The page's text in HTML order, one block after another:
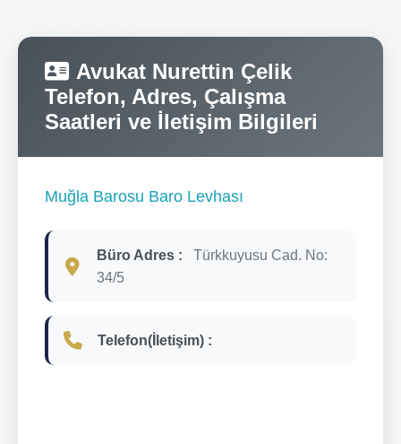
Avukat Nurettin Çelik
Telefon, Adres, Çalışma
Saatleri ve İletişim Bilgileri
Muğla Barosu Baro Levhası
Büro Adres :
Türkkuyusu Cad. No:
34/5
Telefon(İletişim) :